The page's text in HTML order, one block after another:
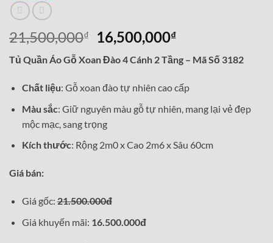
21,500,000₫
Giá
gốc
là:
21,500,000₫.
16,500,000₫Giá
tại
là:
16,500,000₫.
Tủ Quần Áo Gỗ Xoan Đào 4 Cánh 2 Tầng – Mã Số 3182
Chất liệu: Gỗ xoan đào tự nhiên cao cấp
Màu sắc: Giữ nguyên màu gỗ tự nhiên, mang lại vẻ đẹp
mộc mạc, sang trọng
Kích thước: Rộng 2m0 x Cao 2m6 x Sâu 60cm
Giá bán:
Giá gốc:21.500.000đ
Giá khuyến mãi: 16.500.000đ